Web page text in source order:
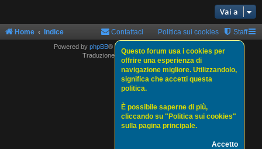
Vai a
Questo forum usa i cookies per
offrire una esperienza di
navigazione migliore. Utilizzandolo,
significa che accetti questa
politica.
È possibile saperne di più,
cliccando su "Politica sui cookies"
sulla pagina principale.
Accetto
Home Indice Staff
Politica sui cookies
Contattaci
Powered by phpBB® Forum Software © phpBB Limited
Traduzione ItalianaphpBBItalia.net